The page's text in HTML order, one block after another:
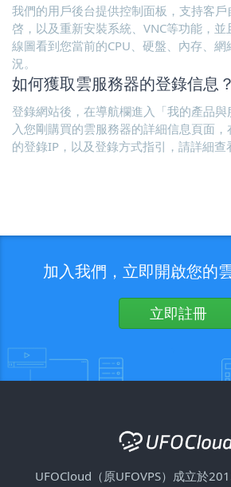
我們的用戶後台提供控制面板，支持客
啓，以及重新安裝系統、VNC等功能，並
線圖看到您當前的CPU、硬盤、內存、
況。
如何獲取雲服務器的登錄信息？
登錄網站後，在導航欄進入「我的產品
入您剛購買的雲服務器的詳細信息頁面
的登錄IP，以及登錄方式指引，請詳細查
加入我們，立即開啟您的
立即註冊
UFOCloud（原UFOVPS）成立於